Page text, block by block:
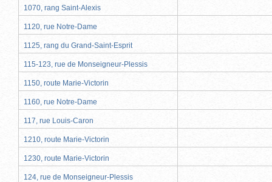
1070, rang Saint-Alexis
1120, rue Notre-Dame
1125, rang du Grand-Saint-Esprit
115-123, rue de Monseigneur-Plessis
1150, route Marie-Victorin
1160, rue Notre-Dame
117, rue Louis-Caron
1210, route Marie-Victorin
1230, route Marie-Victorin
124, rue de Monseigneur-Plessis